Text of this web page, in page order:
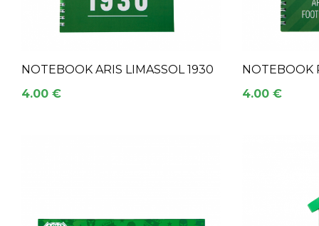
NOTEBOOK ARIS LIMASSOL 1930
4.00 €
NOTEBOOK
4.00 €